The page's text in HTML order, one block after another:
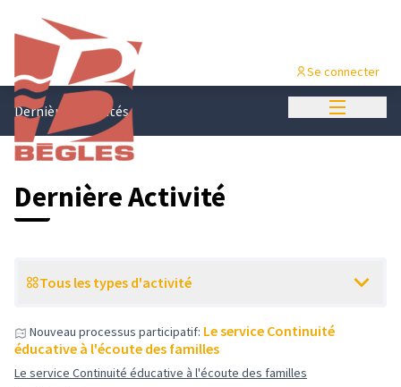
Menu
Se connecter
Dernières activités
Dernière Activité
Tous les types d'activité
Nouveau processus participatif: Le service Continuité
éducative à l'écoute des familles
Le service Continuité éducative à l'écoute des familles